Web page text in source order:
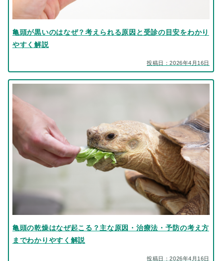
亀頭が黒いのはなぜ？考えられる原因と受診の目安をわかり
やすく解説
投稿日：2026年4月16日
亀頭の乾燥はなぜ起こる？主な原因・治療法・予防の考え方
までわかりやすく解説
投稿日：2026年4月16日